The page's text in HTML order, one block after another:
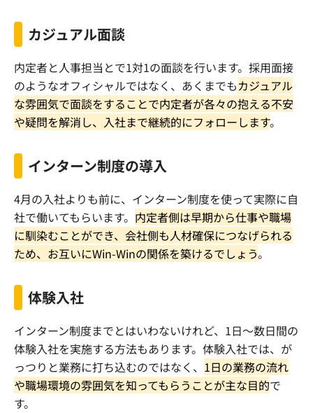
カジュアル面談
内定者と人事担当とで1対1の面談を行います。採用面接
のようなオフィシャルではなく、あくまでもカジュアル
な雰囲気で面談をすることで内定者が各々の抱える不安
や疑問を解消し、入社まで継続的にフォローします。
インターン制度の導入
4月の入社よりも前に、インターン制度を使って実際に自
社で働いてもらいます。 内定者側は早期から仕事や職場
に馴染むことができ、会社側も人材確保につなげられる
ため、お互いにWin-Winの関係を築けるでしょう。
体験入社
インターン制度までとはいわないけれど、1日〜数日間の
体験入社を実施する方法もあります。体験入社では、が
っつりと業務に打ち込むのではなく、 1日の業務の流れ
や職場環境の雰囲気を知ってもらうことが主な目的で
す。